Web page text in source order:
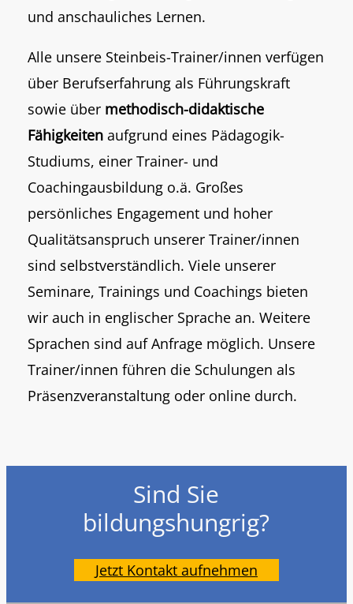
und anschauliches Lernen.
Alle unsere Steinbeis-Trainer/innen verfügen
über Berufserfahrung als Führungskraft
sowie über methodisch-didaktische
Fähigkeiten aufgrund eines Pädagogik-
Studiums, einer Trainer- und
Coachingausbildung o.ä. Großes
persönliches Engagement und hoher
Qualitätsanspruch unserer Trainer/innen
sind selbstverständlich. Viele unserer
Seminare, Trainings und Coachings bieten
wir auch in englischer Sprache an. Weitere
Sprachen sind auf Anfrage möglich. Unsere
Trainer/innen führen die Schulungen als
Präsenzveranstaltung oder online durch.
Sind Sie
bildungshungrig?
Jetzt Kontakt aufnehmen